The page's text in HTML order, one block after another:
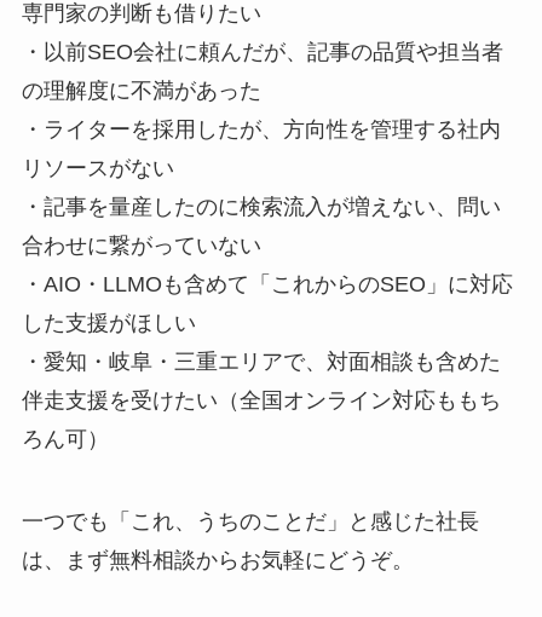
専門家の判断も借りたい
・以前SEO会社に頼んだが、記事の品質や担当者
の理解度に不満があった
・ライターを採用したが、方向性を管理する社内
リソースがない
・記事を量産したのに検索流入が増えない、問い
合わせに繋がっていない
・AIO・LLMOも含めて「これからのSEO」に対応
した支援がほしい
・愛知・岐阜・三重エリアで、対面相談も含めた
伴走支援を受けたい（全国オンライン対応ももち
ろん可）
一つでも「これ、うちのことだ」と感じた社長
は、まず無料相談からお気軽にどうぞ。